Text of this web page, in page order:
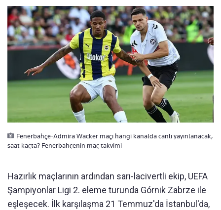
Fenerbahçe-Admira Wacker maçı hangi kanalda canlı yayınlanacak,
saat kaçta? Fenerbahçenin maç takvimi
Hazırlık maçlarının ardından sarı-lacivertli ekip, UEFA
Şampiyonlar Ligi 2. eleme turunda Górnik Zabrze ile
eşleşecek. İlk karşılaşma 21 Temmuz'da İstanbul'da,